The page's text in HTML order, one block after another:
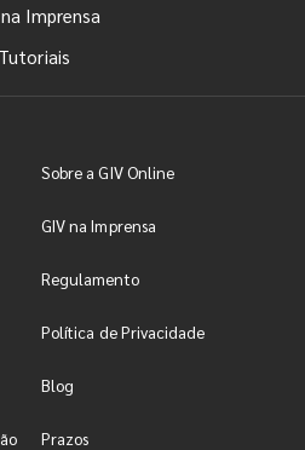
Imprensa
Tutoriais
Sobre a GIV Online
GIV na Imprensa
Regulamento
Política de Privacidade
Blog
Prazos